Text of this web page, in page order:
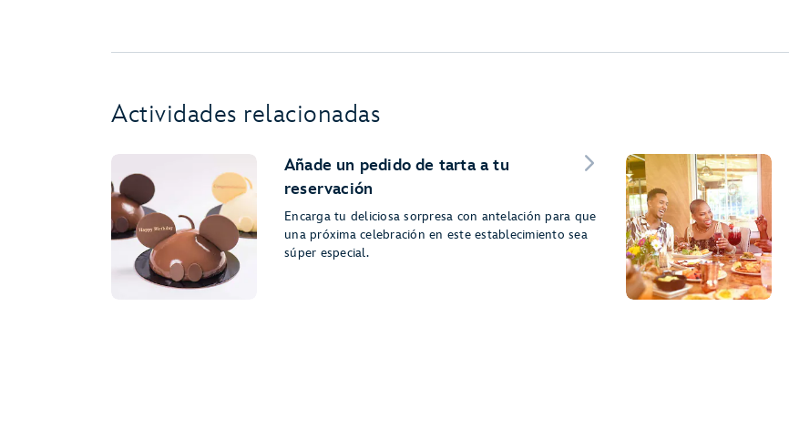
Actividades relacionadas
Añade un pedido de tarta a tu
reservación
Encarga tu deliciosa sorpresa con antelación para que
una próxima celebración en este establecimiento sea
súper especial.